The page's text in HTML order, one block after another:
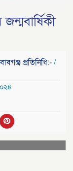
প্রতিনিধি:-/